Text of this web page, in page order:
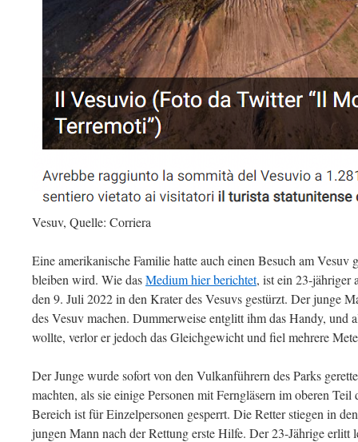
Vesuv, Quelle: Corriera
Eine amerikanische Familie hatte auch einen Besuch am Vesuv
bleiben wird. Wie dasMedium hier berichtet, ist ein 23-jähriger
den 9. Juli 2022 in den Krater des Vesuvs gestürzt. Der junge
des Vesuv machen. Dummerweise entglitt ihm das Handy, und
wollte, verlor er jedoch das Gleichgewicht und fiel mehrere
Der Junge wurde sofort von den Vulkanführern des Parks
machten, als sie einige Personen mit Ferngläsern im oberen
Bereich ist für Einzelpersonen gesperrt. Die Retter stiegen in
jungen Mann nach der Rettung erste Hilfe. Der 23-Jährige erlitt